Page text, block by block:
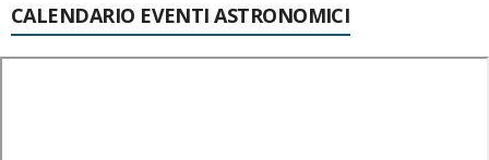
CALENDARIO EVENTI ASTRONOMICI